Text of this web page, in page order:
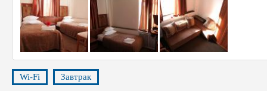
Wi-Fi Завтрак